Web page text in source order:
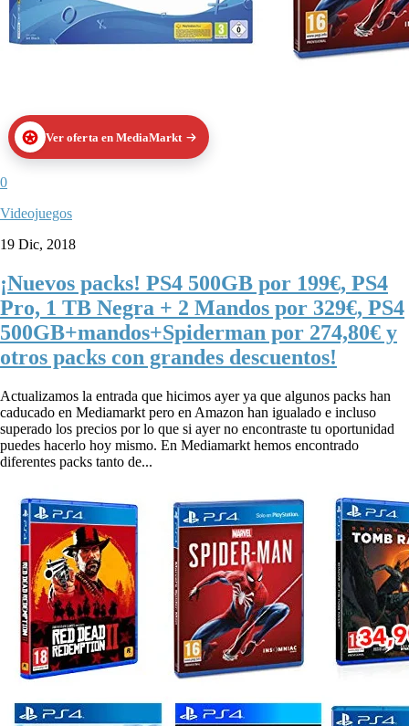
Ver oferta en MediaMarkt
0
Videojuegos
19 Dic, 2018
¡Nuevos packs! PS4 500GB por 199€, PS4
Pro, 1 TB Negra + 2 Mandos por 329€, PS4
500GB+mandos+Spiderman por 274,80€ y
otros packs con grandes descuentos!
Actualizamos la entrada que hicimos ayer ya que algunos packs han
caducado en Mediamarkt pero en Amazon han igualado e incluso
superado los precios por lo que si ayer no encontraste tu oportunidad
puedes hacerlo hoy mismo. En Mediamarkt hemos encontrado
diferentes packs tanto de...